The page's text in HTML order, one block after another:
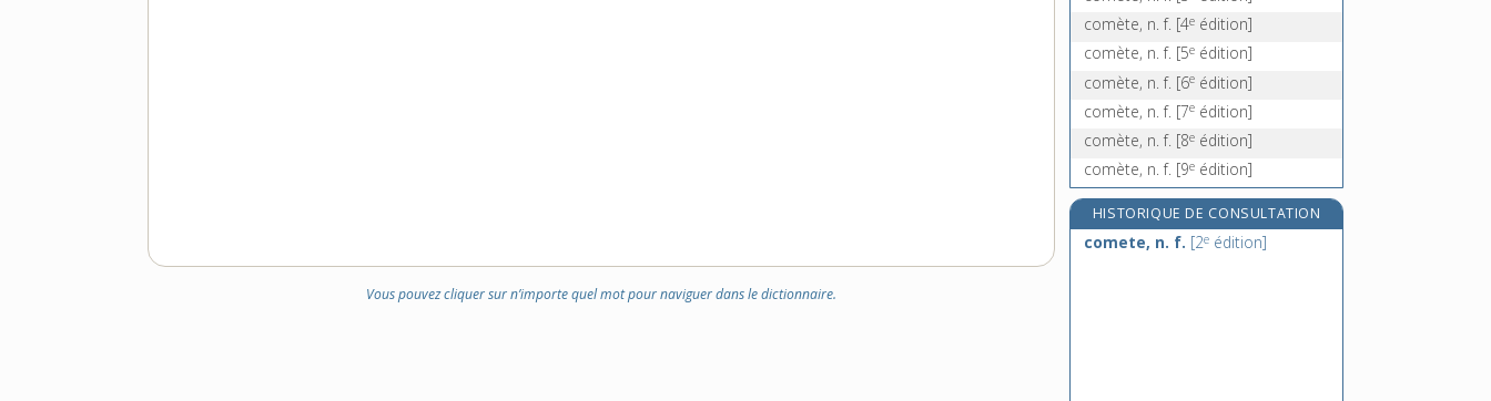
Vous pouvez cliquer sur n’importe quel mot pour naviguer dans le dictionnaire.
comité, n. m.
comète, n. f. [4e édition]
comète, n. f. [5e édition]
comète, n. f. [6e édition]
comète, n. f. [7e édition]
comète, n. f. [8e édition]
comète, n. f. [9e édition]
HISTORIQUE DE CONSULTATION
comete, n. f. [2e édition]